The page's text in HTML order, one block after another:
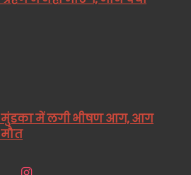
मुंडका में लगी भीषण आग, आग